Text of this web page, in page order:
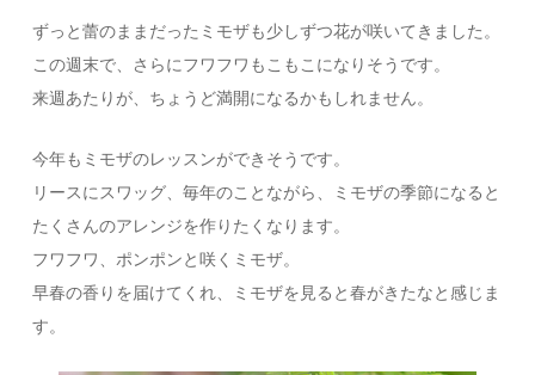
ずっと蕾のままだったミモザも少しずつ花が咲いてきました。
この週末で、さらにフワフワもこもこになりそうです。
来週あたりが、ちょうど満開になるかもしれません。
今年もミモザのレッスンができそうです。
リースにスワッグ、毎年のことながら、ミモザの季節になると
たくさんのアレンジを作りたくなります。
フワフワ、ポンポンと咲くミモザ。
早春の香りを届けてくれ、ミモザを見ると春がきたなと感じま
す。